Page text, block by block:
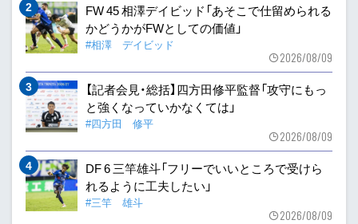
FW 45 相澤デイビッド「あそこで仕留められる
かどうかがFWとしての価値」
#相澤 デイビッド
2026/08/09
【記者会見・総括】四方田修平監督「攻守にもっ
と強くなっていかなくては」
#四方田 修平
2026/08/09
DF 6 三竿雄斗「フリーでいいところで受けら
れるように工夫したい」
#三竿 雄斗
2026/08/09